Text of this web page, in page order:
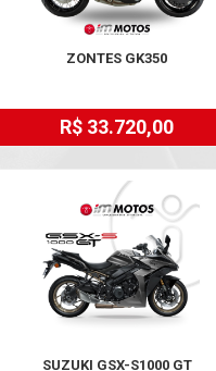
ZONTES GK350
R$ 33.720,00
SUZUKI GSX-S1000 GT